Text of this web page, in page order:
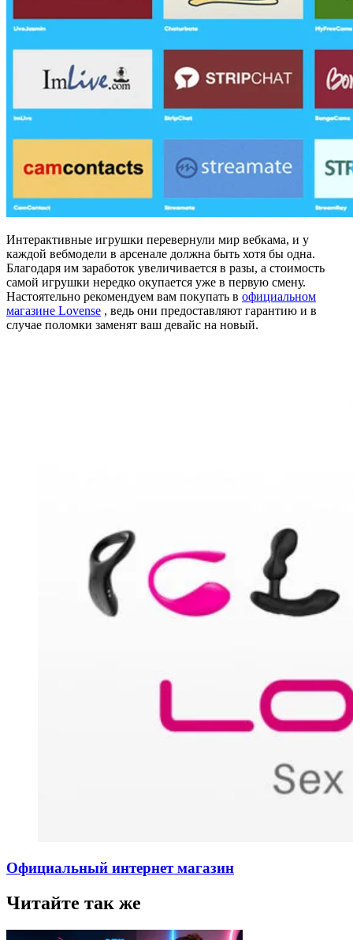
Интерактивные игрушки перевернули мир вебкама, и у
каждой вебмодели в арсенале должна быть хотя бы одна.
Благодаря им заработок увеличивается в разы, а стоимость
самой игрушки нередко окупается уже в первую смену.
Настоятельно рекомендуем вам покупать в официальном
магазине Lovense , ведь они предоставляют гарантию и в
случае поломки заменят ваш девайс на новый.
Официальный интернет магазин
Читайте так же